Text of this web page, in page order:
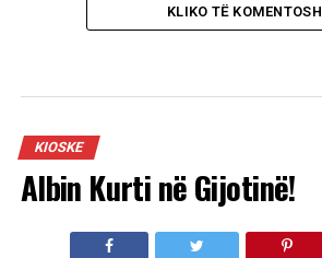
KLIKO TË KOMENTOSH
KIOSKE
Albin Kurti në Gijotinë!